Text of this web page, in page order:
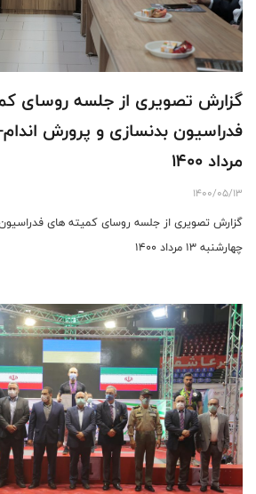
گزارش تصویری از جلسه روسای
مرداد 1400
1400/05/13
گزارش تصویری از جلسه روسای کمیته های
چهارشنبه 13 مرداد 1400